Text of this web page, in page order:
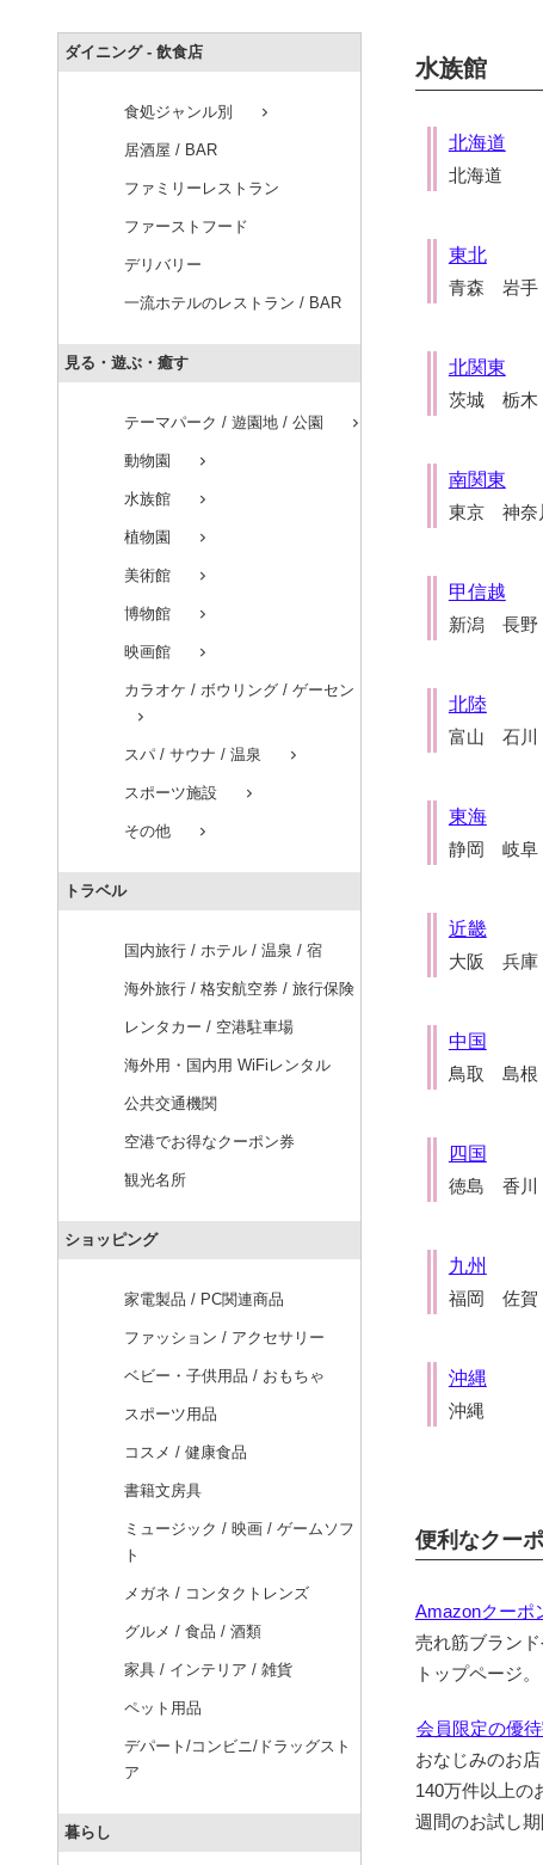
ダイニング - 飲食店
食処ジャンル別 chevron_right
居酒屋 / BAR
ファミリーレストラン
ファーストフード
デリバリー
一流ホテルのレストラン / BAR
見る・遊ぶ・癒す
テーマパーク / 遊園地 / 公園 chevron_right
動物園 chevron_right
水族館 chevron_right
植物園 chevron_right
美術館 chevron_right
博物館 chevron_right
映画館 chevron_right
カラオケ / ボウリング / ゲーセン
chevron_right
スパ / サウナ / 温泉 chevron_right
スポーツ施設 chevron_right
その他 chevron_right
トラベル
国内旅行 / ホテル / 温泉 / 宿
海外旅行 / 格安航空券 / 旅行保険
レンタカー / 空港駐車場
海外用・国内用 WiFiレンタル
公共交通機関
空港でお得なクーポン券
観光名所
ショッピング
家電製品 / PC関連商品
ファッション / アクセサリー
ベビー・子供用品 / おもちゃ
スポーツ用品
コスメ / 健康食品
書籍文房具
ミュージック / 映画 / ゲームソフ
ト
メガネ / コンタクトレンズ
グルメ / 食品 / 酒類
家具 / インテリア / 雑貨
ペット用品
デパート/コンビニ/ドラッグスト
ア
暮らし
水族館
北海道
北海道
東北
青森 岩
北関東
茨城 栃
南関東
東京 神
甲信越
新潟 長
北陸
富山 石
東海
静岡 岐
近畿
大阪 兵
中国
鳥取 島
四国
徳島 香
九州
福岡 佐
沖縄
沖縄
便利なクー
Amazonクーポ
売れ筋ブラン
トップページ。
会員限定の優
おなじみのお
140万件以上の
週間のお試し